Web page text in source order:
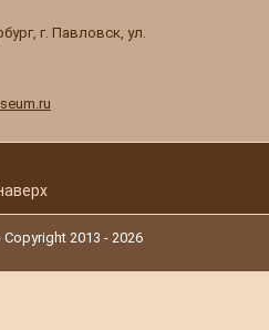
г. Павловск ул.
2013 - 2026